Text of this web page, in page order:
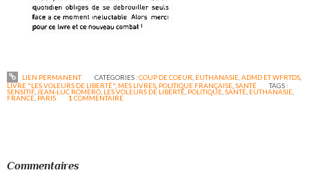
LIEN PERMANENT CATÉGORIES :COUP DE COEUR EUTHANASIE, ADMD ET WFRTDS,
LIVRE "LES VOLEURS DE LIBERTÉ" MES LIVRES POLITIQUE FRANÇAISE ,SANTÉ TAGS :
SENSITIF, JEAN-LUC ROMERO LES VOLEURS DE LIBERTÉ POLITIQUE ,SANTÉ EUTHANASIE
FRANCE, PARIS 1 COMMENTAIRE
Commentaires